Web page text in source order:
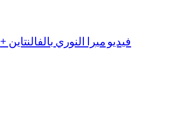
فيديو ميرا النوري بالفالنتاين +18 كامل بدون تغبيش